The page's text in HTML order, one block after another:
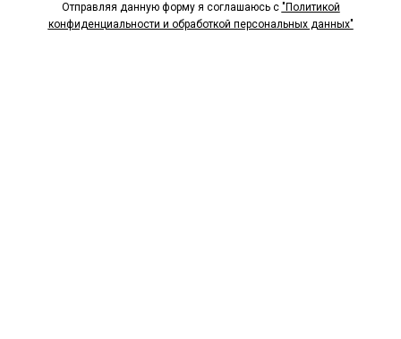
Отправляя данную форму я соглашаюсь с "Политикой
конфиденциальности и обработкой персональных данных"